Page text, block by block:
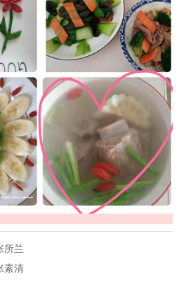
兰
素清